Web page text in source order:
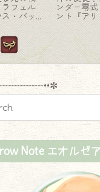
器『フ
トリガ
ェポン第
ラの光る矢
ル・アメ
ボウ』
Note エオルゼ